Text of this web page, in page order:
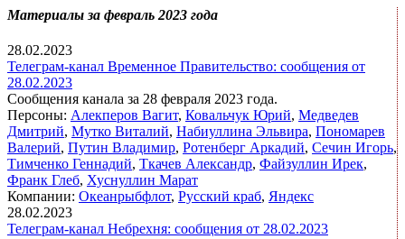
Материалы за февраль 2023 года
28.02.2023
Телеграм-канал Временное Правительство: сообщения от
28.02.2023
Сообщения канала за 28 февраля 2023 года.
Персоны: Алекперов Вагит, Ковальчук Юрий, Медведев
Дмитрий, Мутко Виталий, Набиуллина Эльвира, Пономарев
Валерий, Путин Владимир, Ротенберг Аркадий, Сечин Игорь,
Тимченко Геннадий, Ткачев Александр, Файзуллин Ирек,
Франк Глеб, Хуснуллин Марат
Компании: Океанрыбфлот, Русский краб, Яндекс
28.02.2023
Телеграм-канал Небрехня: сообщения от 28.02.2023